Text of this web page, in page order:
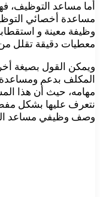
أما مساعد
مساعدة أخصائي
وظيفة معينة و
معطيات دقيقة تقلل من
ويمكن القول بصيغة
المكلف بدعم
مهامه، حيث أن هذا
نتعرف عليها بشكل
وصف وظيفي مساعد